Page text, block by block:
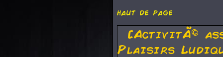
haut de page
[ActivitÃ©
Plaisirs